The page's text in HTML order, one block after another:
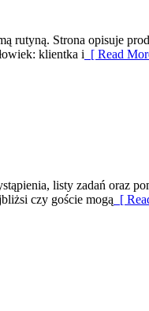
rutyną. Strona opisuje
klientka i [ Read
listy zadań oraz
czy goście mogą [